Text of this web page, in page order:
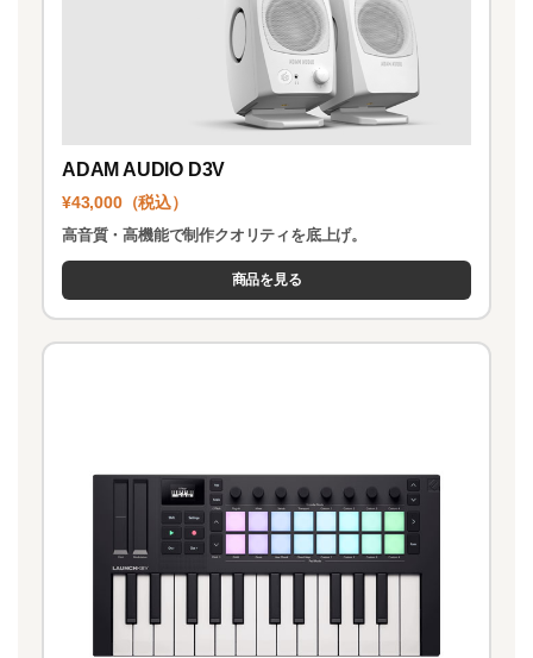
ADAM AUDIO D3V
¥43,000（税込）
高音質・高機能で制作クオリティを底上げ。
商品を見る